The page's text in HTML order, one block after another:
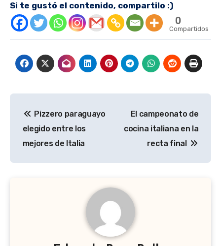
Si te gustó el contenido, compartilo :)
0
Compartidos
de
entradas
Pizzero paraguayo
elegido entre los
mejores de Italia
El campeonato de
cocina italiana en la
recta final